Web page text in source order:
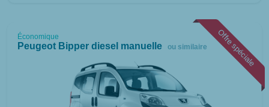
Offre spéciale
Économique
Peugeot Bipper diesel manuelle ou similaire